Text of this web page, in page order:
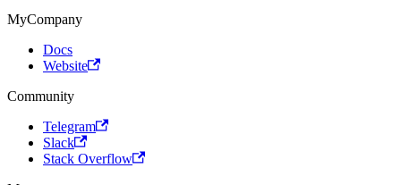
MyCompany
Docs
Website
Community
Telegram
Slack
Stack Overflow